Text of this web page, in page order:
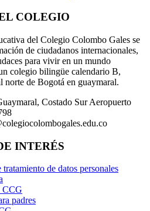
COLEGIO
del Colegio Colombo Gales se
de ciudadanos internacionales,
para vivir en un mundo
colegio bilingüe calendario B,
norte de Bogotá en guaymaral.
Costado Sur Aeropuerto
INTERÉS
de datos personales
CCG
padres